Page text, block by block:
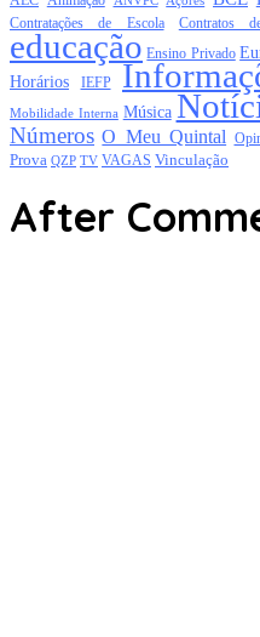
Contratações de Escola Contratos
educação Ensino Privado
Horários IEFP
Mobilidade Interna Música
Números O Meu Quintal
Prova QZP TV VAGAS Vinculação
After